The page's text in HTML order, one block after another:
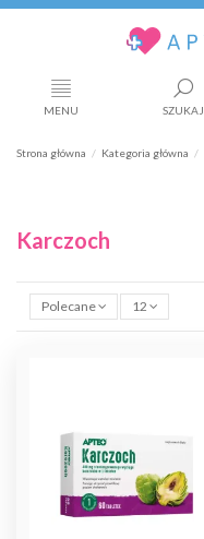
MENU SZUKAJ
Strona główna Kategoria główna
Karczoch
Polecane 12